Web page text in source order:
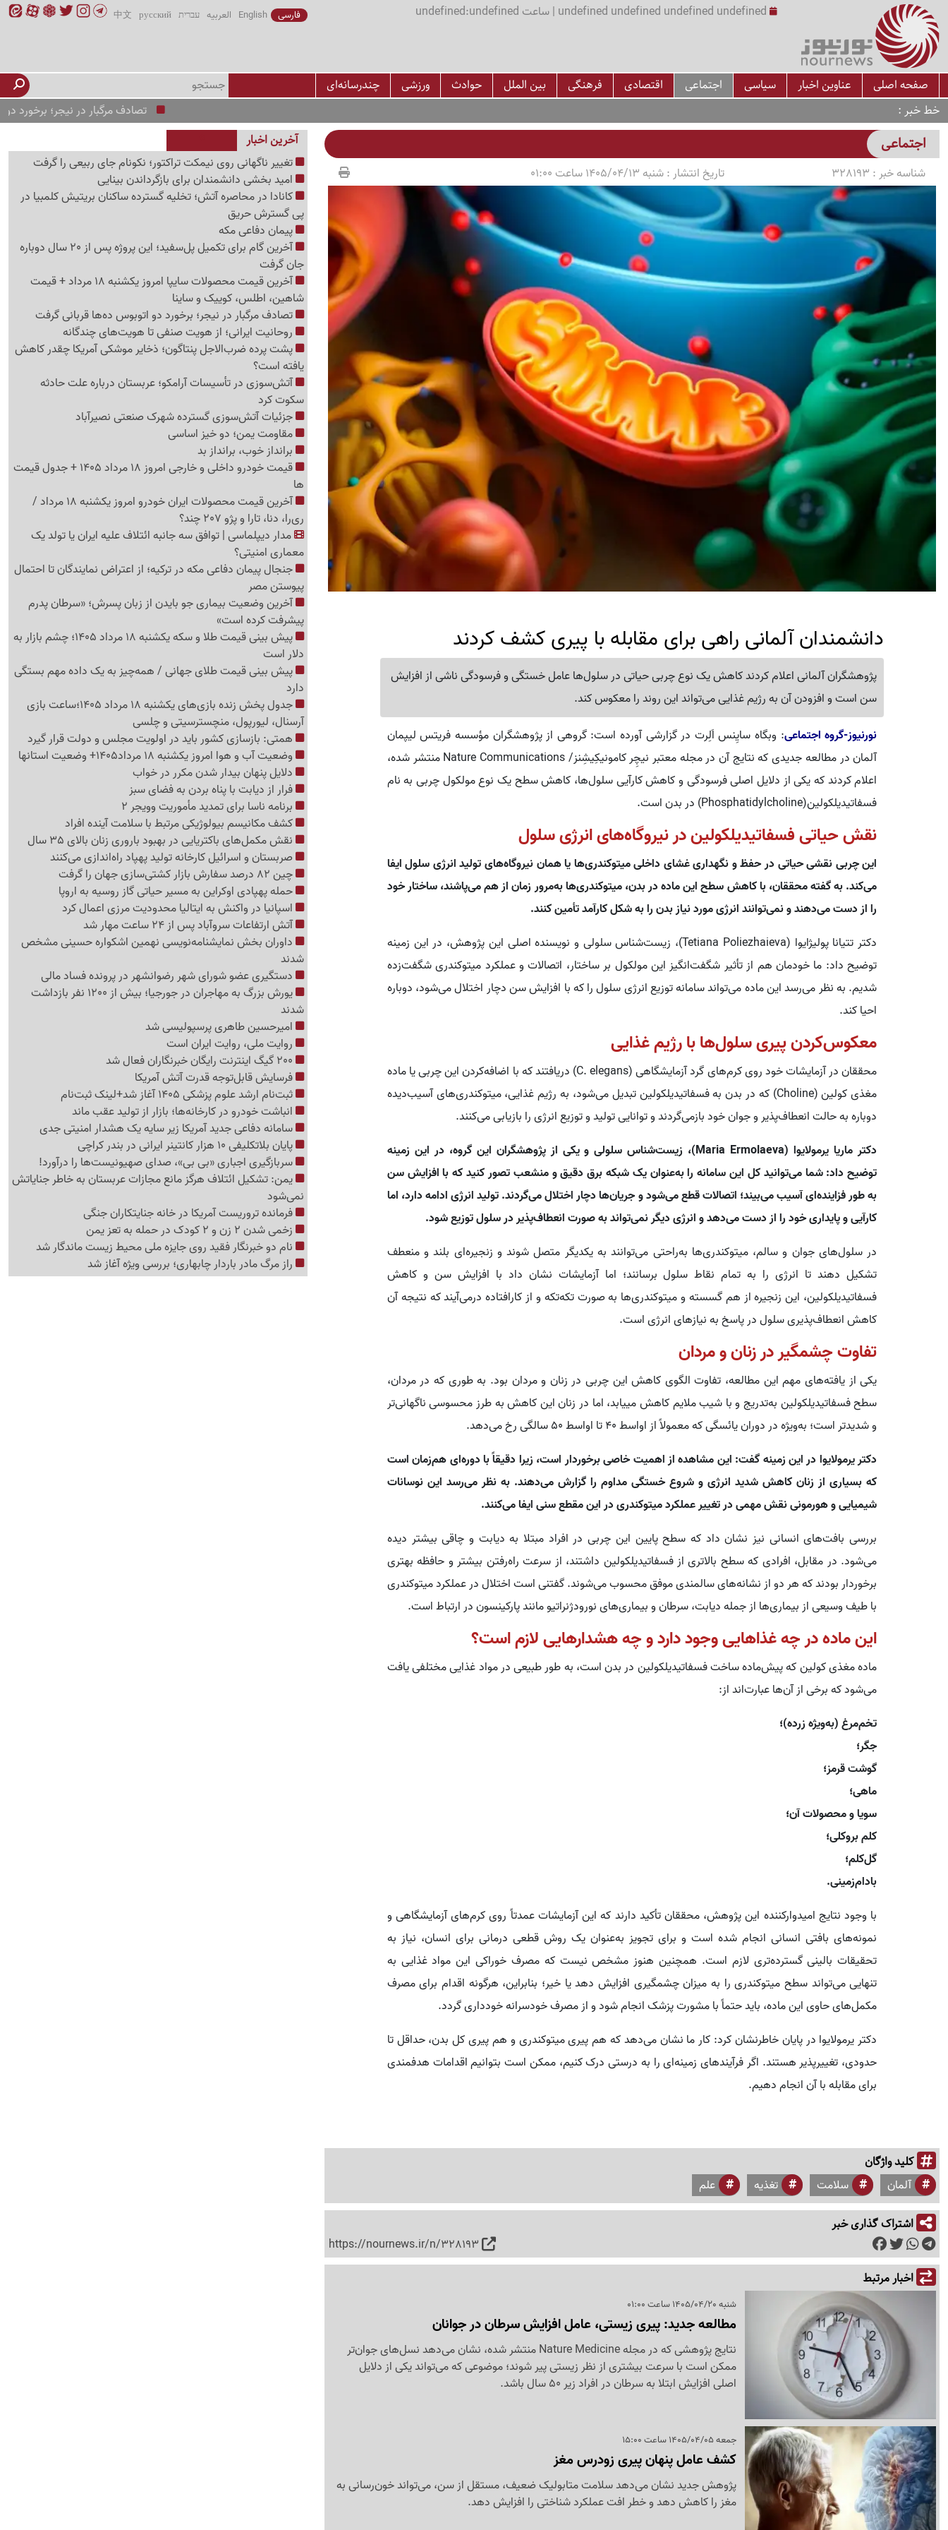
undefined undefined undefined undefined | ساعت undefined:undefined فارسی English العربیه עברית русский
中文
صفحه اصلی عناوین اخبار سیاسی اجتماعی اقتصادی فرهنگی بین الملل حوادث ورزشی
چندرسانه‌ای
خط خبر
تصادف مرگبار در نیجر؛ برخورد دو اتوبوس
اجتماعی
شناسه خبر : 328193 تاریخ انتشار :شنبه 1405/04/13 ساعت 01:00
دانشمندان آلمانی راهی برای مقابله با پیری کشف کردند
پژوهشگران آلمانی اعلام کردند کاهش یک نوع چربی حیاتی در سلول‌ها عامل خستگی و فرسودگی ناشی از افزایش
سن است و افزودن آن به رژیم غذایی می‌تواند این روند را معکوس کند.
نورنیوز-گروه اجتماعی: وبگاه سایِنس اَلِرت در گزارشی آورده است: گروهی از پژوهشگران مؤسسه فریتس لیپمان
آلمان در مطالعه جدیدی که نتایج آن در مجله معتبر نیچِر کامونیکِیشِنز/ Nature Communications منتشر شده،
اعلام کردند که یکی از دلایل اصلی فرسودگی و کاهش کارآیی سلول‌ها، کاهش سطح یک نوع مولکول چربی به نام
فسفاتیدیلکولین(Phosphatidylcholine) در بدن است.
نقش حیاتی فسفاتیدیلکولین در نیروگاه‌های انرژی سلول
این چربی نقشی حیاتی در حفظ و نگهداری غشای داخلی میتوکندری‌ها یا همان نیروگاه‌های تولید انرژی سلول ایفا
می‌کند. به گفته محققان، با کاهش سطح این ماده در بدن، میتوکندری‌ها به‌مرور زمان از هم می‌پاشند، ساختار خود
را از دست می‌دهند و نمی‌توانند انرژی مورد نیاز بدن را به شکل کارآمد تأمین کنند.
دکتر تتیانا پولیژایوا (Tetiana Poliezhaieva)، زیست‌شناس سلولی و نویسنده اصلی این پژوهش، در این زمینه
توضیح داد: ما خودمان هم از تأثیر شگفت‌انگیز این مولکول بر ساختار، اتصالات و عملکرد میتوکندری شگفت‌زده
شدیم. به نظر می‌رسد این ماده می‌تواند سامانه توزیع انرژی سلول را که با افزایش سن دچار اختلال می‌شود، دوباره
احیا کند.
معکوس‌کردن پیری سلول‌ها با رژیم غذایی
محققان در آزمایشات خود روی کرم‌های گرد آزمایشگاهی (C. elegans) دریافتند که با اضافه‌کردن این چربی یا ماده
مغذی کولین (Choline) که در بدن به فسفاتیدیلکولین تبدیل می‌شود، به رژیم غذایی، میتوکندری‌های آسیب‌دیده
دوباره به حالت انعطاف‌پذیر و جوان خود بازمی‌گردند و توانایی تولید و توزیع انرژی را بازیابی می‌کنند.
دکتر ماریا یرمولایوا (Maria Ermolaeva)، زیست‌شناس سلولی و یکی از پژوهشگران این گروه، در این زمینه
توضیح داد: شما می‌توانید کل این سامانه را به‌عنوان یک شبکه برق دقیق و منشعب تصور کنید که با افزایش سن
به طور فزاینده‌ای آسیب می‌بیند؛ اتصالات قطع می‌شود و جریان‌ها دچار اختلال می‌گردند. تولید انرژی ادامه دارد، اما
کارآیی و پایداری خود را از دست می‌دهد و انرژی دیگر نمی‌تواند به صورت انعطاف‌پذیر در سلول توزیع شود.
در سلول‌های جوان و سالم، میتوکندری‌ها به‌راحتی می‌توانند به یکدیگر متصل شوند و زنجیره‌ای بلند و منعطف
تشکیل دهند تا انرژی را به تمام نقاط سلول برسانند؛ اما آزمایشات نشان داد با افزایش سن و کاهش
فسفاتیدیلکولین، این زنجیره از هم گسسته و میتوکندری‌ها به صورت تکه‌تکه و از کارافتاده درمی‌آیند که نتیجه آن
کاهش انعطاف‌پذیری سلول در پاسخ به نیازهای انرژی است.
تفاوت چشمگیر در زنان و مردان
یکی از یافته‌های مهم این مطالعه، تفاوت الگوی کاهش این چربی در زنان و مردان بود. به طوری که در مردان،
سطح فسفاتیدیلکولین به‌تدریج و با شیب ملایم کاهش مییابد، اما در زنان این کاهش به طرز محسوسی ناگهانی‌تر
و شدیدتر است؛ به‌ویژه در دوران یائسگی که معمولاً از اواسط ۴۰ تا اواسط ۵۰ سالگی رخ می‌دهد.
دکتر یرمولایوا در این زمینه گفت: این مشاهده از اهمیت خاصی برخوردار است، زیرا دقیقاً با دوره‌ای هم‌زمان است
که بسیاری از زنان کاهش شدید انرژی و شروع خستگی مداوم را گزارش می‌دهند. به نظر می‌رسد این نوسانات
شیمیایی و هورمونی نقش مهمی در تغییر عملکرد میتوکندری در این مقطع سنی ایفا می‌کنند.
بررسی بافت‌های انسانی نیز نشان داد که سطح پایین این چربی در افراد مبتلا به دیابت و چاقی بیشتر دیده
می‌شود. در مقابل، افرادی که سطح بالاتری از فسفاتیدیلکولین داشتند، از سرعت راه‌رفتن بیشتر و حافظه بهتری
برخوردار بودند که هر دو از نشانه‌های سالمندی موفق محسوب می‌شوند. گفتنی است اختلال در عملکرد میتوکندری
با طیف وسیعی از بیماری‌ها از جمله دیابت، سرطان و بیماری‌های نورودژنراتیو مانند پارکینسون در ارتباط است.
این ماده در چه غذاهایی وجود دارد و چه هشدارهایی لازم است؟
ماده مغذی کولین که پیش‌ماده ساخت فسفاتیدیلکولین در بدن است، به طور طبیعی در مواد غذایی مختلفی یافت
می‌شود که برخی از آن‌ها عبارت‌اند از:
تخم‌مرغ (به‌ویژه زرده)؛
جگر؛
گوشت قرمز؛
ماهی؛
سویا و محصولات آن؛
کلم بروکلی؛
گل‌کلم؛
بادام‌زمینی.
با وجود نتایج امیدوارکننده این پژوهش، محققان تأکید دارند که این آزمایشات عمدتاً روی کرم‌های آزمایشگاهی و
نمونه‌های بافتی انسانی انجام شده است و برای تجویز به‌عنوان یک روش قطعی درمانی برای انسان، نیاز به
تحقیقات بالینی گسترده‌تری لازم است. همچنین هنوز مشخص نیست که مصرف خوراکی این مواد غذایی به
تنهایی می‌تواند سطح میتوکندری را به میزان چشمگیری افزایش دهد یا خیر؛ بنابراین، هرگونه اقدام برای مصرف
مکمل‌های حاوی این ماده، باید حتماً با مشورت پزشک انجام شود و از مصرف خودسرانه خودداری گردد.
دکتر یرمولایوا در پایان خاطرنشان کرد: کار ما نشان می‌دهد که هم پیری میتوکندری و هم پیری کل بدن، حداقل تا
حدودی، تغییرپذیر هستند. اگر فرآیندهای زمینه‌ای را به درستی درک کنیم، ممکن است بتوانیم اقدامات هدفمندی
برای مقابله با آن انجام دهیم.
کلید واژگان
آلمان سلامت تغذیه علم
اشتراک گذاری خبر
https://nournews.ir/n/328193
اخبار مرتبط
شنبه 1405/04/20 ساعت 01:00
مطالعه جدید: پیری زیستی، عامل افزایش سرطان در جوانان
نتایج پژوهشی که در مجله Nature Medicine منتشر شده، نشان می‌دهد نسل‌های جوان‌تر
ممکن است با سرعت بیشتری از نظر زیستی پیر شوند؛ موضوعی که می‌تواند یکی از دلایل
اصلی افزایش ابتلا به سرطان در افراد زیر 50 سال باشد.
جمعه 1405/04/05 ساعت 15:00
کشف عامل پنهان پیری زودرس مغز
پژوهش جدید نشان می‌دهد سلامت متابولیک ضعیف، مستقل از سن، می‌تواند خون‌رسانی به
مغز را کاهش دهد و خطر افت عملکرد شناختی را افزایش دهد.
آخرین اخبار
تغییر ناگهانی روی نیمکت تراکتور؛ نکونام جای ربیعی را گرفت
امید بخشی دانشمندان برای بازگرداندن بینایی
کانادا در محاصره آتش؛ تخلیه گسترده ساکنان بریتیش کلمبیا در
پی گسترش حریق
پیمان دفاعی مکه
آخرین گام برای تکمیل پل‌سفید؛ این پروژه پس از 20 سال دوباره
جان گرفت
آخرین قیمت محصولات سایپا امروز یکشنبه 18 مرداد + قیمت
شاهین، اطلس، کوییک و ساینا
تصادف مرگبار در نیجر؛ برخورد دو اتوبوس ده‌ها قربانی گرفت
روحانیت ایرانی؛ از هویت صنفی تا هویت‌های چندگانه
پشت پرده ضرب‌الاجل پنتاگون؛ ذخایر موشکی آمریکا چقدر کاهش
یافته است؟
آتش‌سوزی در تأسیسات آرامکو؛ عربستان درباره علت حادثه
سکوت کرد
جزئیات آتش‌سوزی گسترده شهرک صنعتی نصیرآباد
مقاومت یمن؛ دو خیز اساسی
برانداز خوب، برانداز بد
قیمت خودرو داخلی و خارجی امروز 18 مرداد 1405 + جدول قیمت
ها
آخرین قیمت محصولات ایران خودرو امروز یکشنبه 18 مرداد /
ری‌را، دنا، تارا و پژو 207 چند؟
مدار دیپلماسی | توافق سه جانبه ائتلاف علیه ایران یا تولد یک
معماری امنیتی؟
جنجال پیمان دفاعی مکه در ترکیه؛ از اعتراض نمایندگان تا احتمال
پیوستن مصر
آخرین وضعیت بیماری جو بایدن از زبان پسرش؛ «سرطان پدرم
پیشرفت کرده است»
پیش بینی قیمت طلا و سکه یکشنبه 18 مرداد 1405؛ چشم بازار به
دلار است
پیش بینی قیمت طلای جهانی / همه‌چیز به یک داده مهم بستگی
دارد
جدول پخش زنده بازی‌های یکشنبه 18 مرداد 1405؛ساعت بازی
آرسنال، لیورپول، منچسترسیتی و چلسی
همتی: بازسازی کشور باید در اولویت مجلس و دولت قرار گیرد
وضعیت آب و هوا امروز یکشنبه 18 مرداد1405+ وضعیت استانها
دلایل پنهان بیدار شدن مکرر در خواب
فرار از دیابت با پناه بردن به فضای سبز
برنامه ناسا برای تمدید مأموریت وویجر 2
کشف مکانیسم بیولوژیکی مرتبط با سلامت آینده افراد
نقش مکمل‌های باکتریایی در بهبود باروری زنان بالای 35 سال
صربستان و اسرائیل کارخانه تولید پهپاد راه‌اندازی می‌کنند
چین 82 درصد سفارش بازار کشتی‌سازی جهان را گرفت
حمله پهپادی اوکراین به مسیر حیاتی گاز روسیه به اروپا
اسپانیا در واکنش به ایتالیا محدودیت مرزی اعمال کرد
آتش ارتفاعات سروآباد پس از 24 ساعت مهار شد
داوران بخش نمایشنامه‌نویسی نهمین اشکواره حسینی مشخص
شدند
دستگیری عضو شورای شهر رضوانشهر در پرونده فساد مالی
یورش بزرگ به مهاجران در جورجیا؛ بیش از 1200 نفر بازداشت
شدند
امیرحسین طاهری پرسپولیسی شد
روایت ملی، روایت ایران است
فرسایش قابل‌توجه قدرت آتش آمریکا
ثبت‌نام ارشد علوم پزشکی 1405 آغاز شد+لینک ثبت‌نام
انباشت خودرو در کارخانه‌ها؛ بازار از تولید عقب ماند
سامانه دفاعی جدید آمریکا زیر سایه یک هشدار امنیتی جدی
پایان بلاتکلیفی 10 هزار کانتینر ایرانی در بندر کراچی
سربازگیری اجباری «بی بی»، صدای صهیونیست‌ها را درآورد!
یمن: تشکیل ائتلاف هرگز مانع مجازات عربستان به خاطر جنایاتش
نمی‌شود
فرمانده تروریست آمریکا در خانه جنایتکاران جنگی
زخمی شدن 2 زن و 2 کودک در حمله به تعز یمن
نام دو خبرنگار فقید روی جایزه ملی محیط زیست ماندگار شد
راز مرگ مادر باردار چابهاری؛ بررسی ویژه آغاز شد